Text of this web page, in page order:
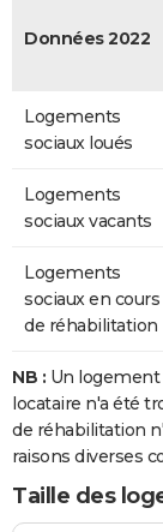
Données 2022
Logements
sociaux loués
Logements
sociaux vacants
Logements
sociaux en cours
de réhabilitation
NB : Un logement
locataire n'a été
de réhabilitation
raisons diverses
Taille des